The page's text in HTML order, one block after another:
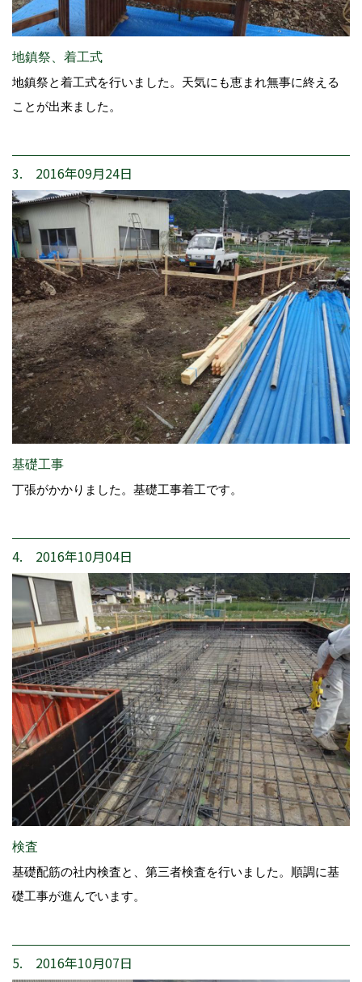
地鎮祭、着工式
地鎮祭と着工式を行いました。天気にも恵まれ無事に終える
ことが出来ました。
3. 2016年09月24日
基礎工事
丁張がかかりました。基礎工事着工です。
4. 2016年10月04日
検査
基礎配筋の社内検査と、第三者検査を行いました。順調に基
礎工事が進んでいます。
5. 2016年10月07日